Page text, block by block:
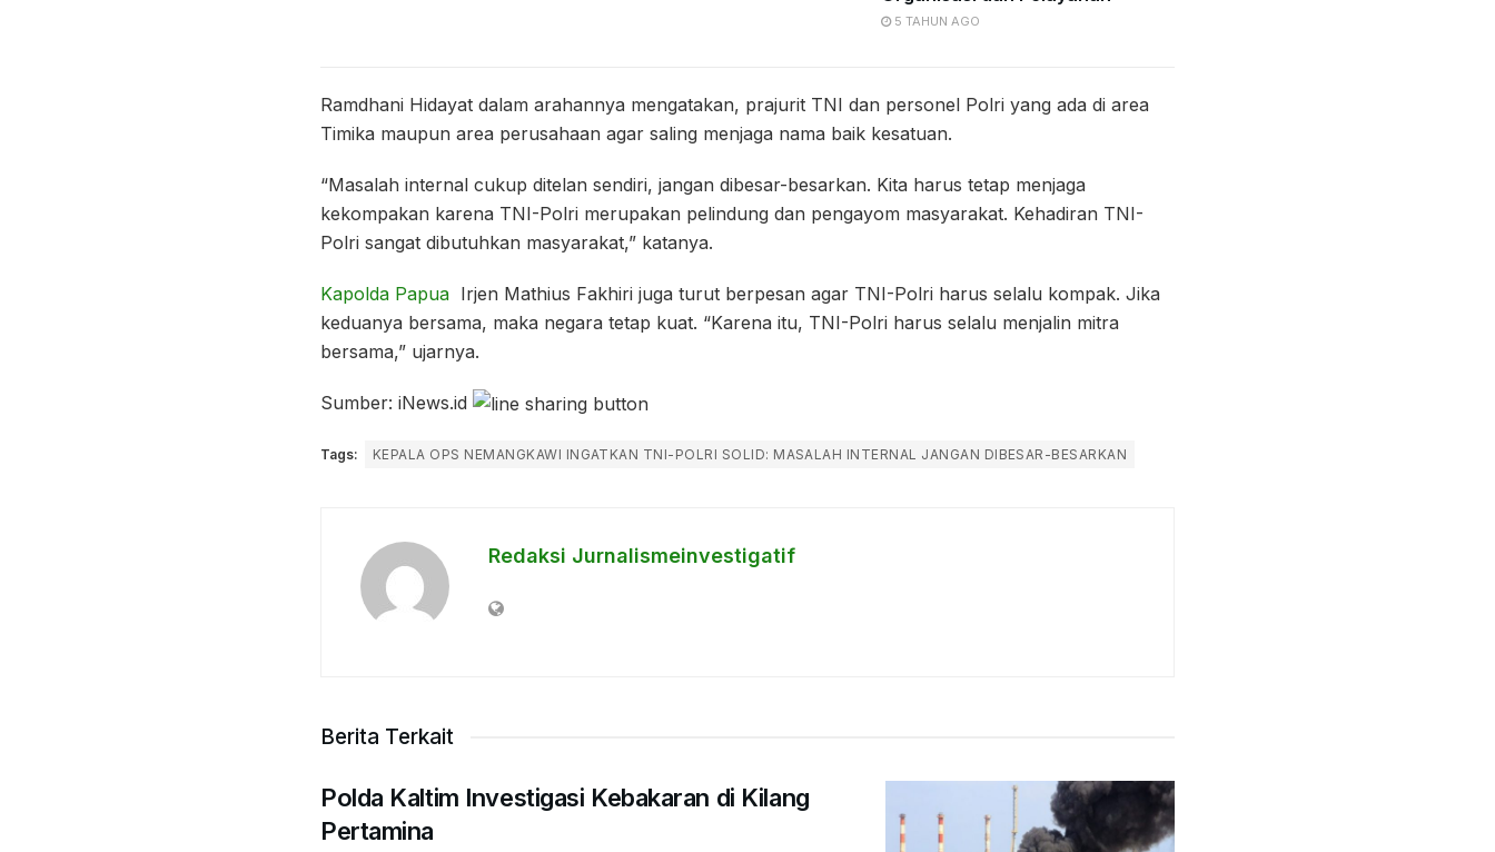
5 TAHUN AGO
Ramdhani Hidayat dalam arahannya mengatakan, prajurit TNI dan personel Polri yang ada di area
Timika maupun area perusahaan agar saling menjaga nama baik kesatuan.
“Masalah internal cukup ditelan sendiri, jangan dibesar-besarkan. Kita harus tetap menjaga
kekompakan karena TNI-Polri merupakan pelindung dan pengayom masyarakat. Kehadiran TNI-
Polri sangat dibutuhkan masyarakat,” katanya.
Kapolda Papua Irjen Mathius Fakhiri juga turut berpesan agar TNI-Polri harus selalu kompak. Jika
keduanya bersama, maka negara tetap kuat. “Karena itu, TNI-Polri harus selalu menjalin mitra
bersama,” ujarnya.
Sumber: iNews.id
Tags: KEPALA OPS NEMANGKAWI INGATKAN TNI-POLRI SOLID: MASALAH INTERNAL JANGAN DIBESAR-BESARKAN
Redaksi Jurnalismeinvestigatif
Berita Terkait
Polda Kaltim Investigasi Kebakaran di Kilang
Pertamina